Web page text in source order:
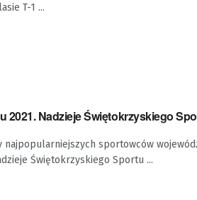
T-1 ...
2021. Nadzieje Świętokrzyskiego
najpopularniejszych sportowców
Świętokrzyskiego Sportu ...